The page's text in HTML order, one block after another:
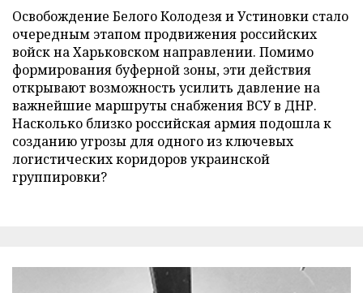
Освобождение Белого Колодезя и Устиновки стало
очередным этапом продвижения российских
войск на Харьковском направлении. Помимо
формирования буферной зоны, эти действия
открывают возможность усилить давление на
важнейшие маршруты снабжения ВСУ в ДНР.
Насколько близко российская армия подошла к
созданию угрозы для одного из ключевых
логистических коридоров украинской
группировки?